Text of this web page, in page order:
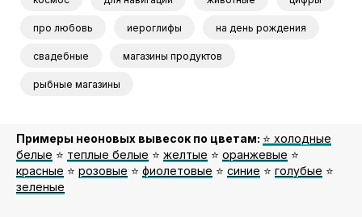
про любовь иероглифы на день рождения
свадебные магазины продуктов
рыбные магазины
Примеры неоновых вывесок по цветам: ⭐️ холодные
белые ⭐️ теплые белые ⭐️ желтые ⭐️ оранжевые ⭐️
красные ⭐️ розовые ⭐️ фиолетовые ⭐️ синие ⭐️ голубые ⭐️
зеленые